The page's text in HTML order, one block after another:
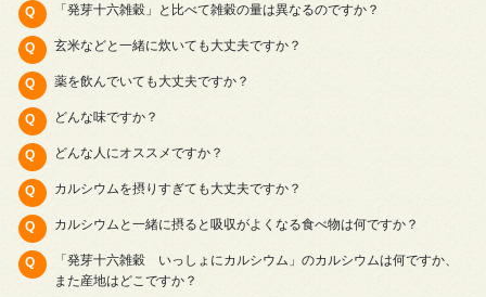
「発芽十六雑穀」と比べて雑穀の量は異なるのですか？
玄米などと一緒に炊いても大丈夫ですか？
薬を飲んでいても大丈夫ですか？
どんな味ですか？
どんな人にオススメですか？
カルシウムを摂りすぎても大丈夫ですか？
カルシウムと一緒に摂ると吸収がよくなる食べ物は何ですか？
「発芽十六雑穀 いっしょにカルシウム」のカルシウムは何ですか、
また産地はどこですか？